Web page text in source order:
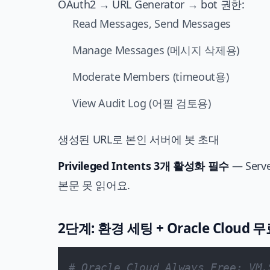
OAuth2 → URL Generator → bot 권한:
Read Messages, Send Messages
Manage Messages (메시지 삭제용)
Moderate Members (timeout용)
View Audit Log (어필 검토용)
생성된 URL로 본인 서버에 봇 초대
Privileged Intents 3개 활성화 필수 —
본문 못 읽어요.
2단계: 환경 세팅 + Oracle Cloud 무
# Oracle Cloud Always Free: